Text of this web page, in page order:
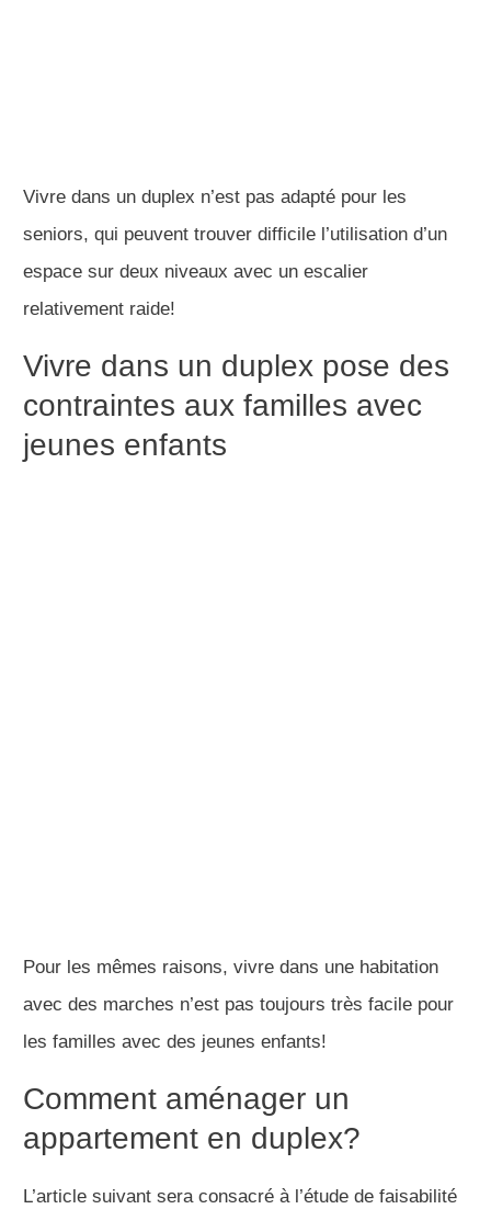
Vivre dans un duplex n’est pas adapté pour les
seniors, qui peuvent trouver difficile l’utilisation d’un
espace sur deux niveaux avec un escalier
relativement raide!
Vivre dans un duplex pose des
contraintes aux familles avec
jeunes enfants
Pour les mêmes raisons, vivre dans une habitation
avec des marches n’est pas toujours très facile pour
les familles avec des jeunes enfants!
Comment aménager un
appartement en duplex?
L’article suivant sera consacré à l’étude de faisabilité